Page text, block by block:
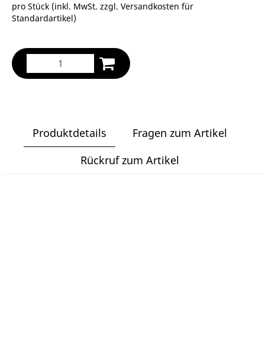
pro Stück (inkl. MwSt. zzgl. Versandkosten für
Standardartikel)
Produktdetails
Fragen zum Artikel
Rückruf zum Artikel